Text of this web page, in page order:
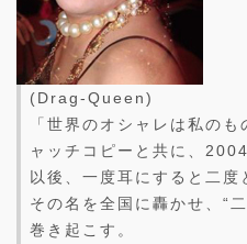
(Drag-Queen)
「世界のオシャレは私の
ャッチコピーと共に、
以後、一度耳にすると二度
その名を全国に轟かせ、“
巻き起こす。